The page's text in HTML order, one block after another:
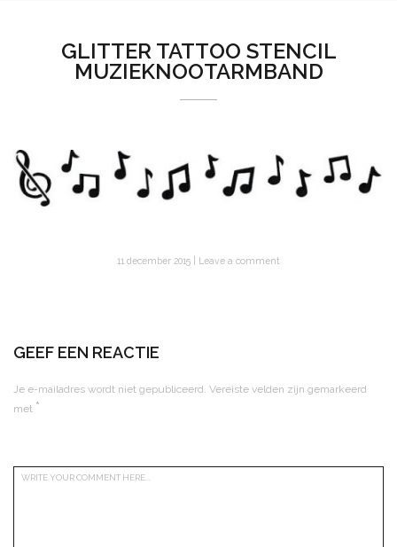
GLITTER TATTOO STENCIL
MUZIEKNOOTARMBAND
11 december 2015 Leave a comment
GEEF EEN REACTIE
Je e-mailadres wordt niet gepubliceerd. Vereiste velden zijn gemarkeerd
met *